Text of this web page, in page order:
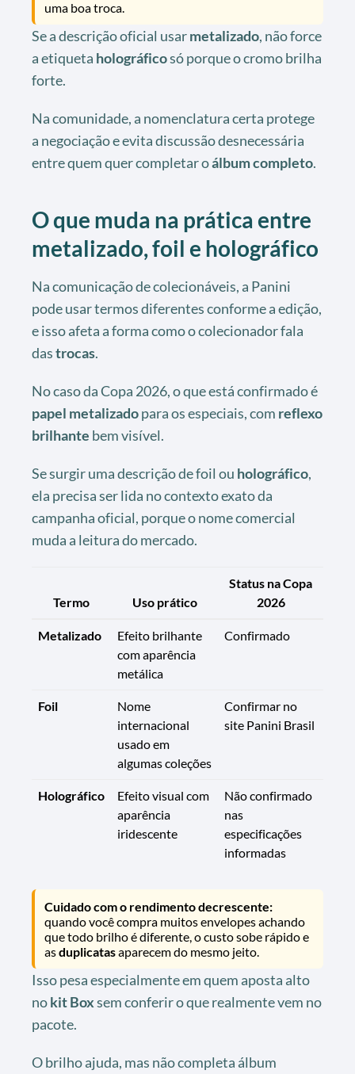
uma boa troca.
Se a descrição oficial usarmetalizado, não force
a etiqueta holográficosó porque o cromo brilha
forte.
Na comunidade, a nomenclatura certa protege
a negociação e evita discussão desnecessária
entre quem quer completar oálbum completo.
O que muda na prática entre
metalizado, foil e holográfico
Na comunicação de colecionáveis, a Panini
pode usar termos diferentes conforme a edição,
e isso afeta a forma como o colecionador fala
dastrocas.
No caso da Copa 2026, o que está confirmado é
papel metalizadopara os especiais, com reflexo
brilhante bem visível.
Se surgir uma descrição de foil ou holográfico,
ela precisa ser lida no contexto exato da
campanha oficial, porque o nome comercial
muda a leitura do mercado.
Termo Uso prático
Status na Copa
2026
Metalizado
Efeito brilhante
com aparência
metálica
Confirmado
Foil
Nome
internacional
usado em
algumas coleções
Confirmar no
site Panini Brasil
Holográfico
Efeito visual com
aparência
iridescente
Não confirmado
nas
especificações
informadas
Cuidado com o rendimento decrescente:
quando você compra muitos envelopes achando
que todo brilho é diferente, o custo sobe rápido e
asduplicatasaparecem do mesmo jeito.
Isso pesa especialmente em quem aposta alto
nokit Boxsem conferir o que realmente vem no
pacote.
O brilho ajuda, mas não completa álbum